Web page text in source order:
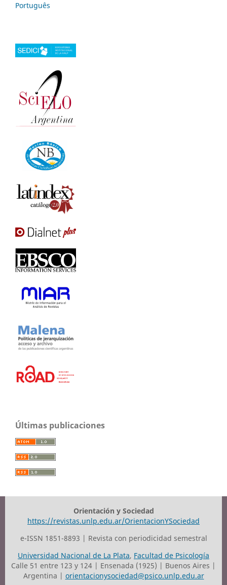
Português
Últimas publicaciones
Orientación y Sociedad
https://revistas.unlp.edu.ar/OrientacionYSociedad
e-ISSN 1851-8893 | Revista con periodicidad semestral
Universidad Nacional de La Plata, Facultad de Psicología
Calle 51 entre 123 y 124 | Ensenada (1925) | Buenos Aires |
Argentina | orientacionysociedad@psico.unlp.edu.ar